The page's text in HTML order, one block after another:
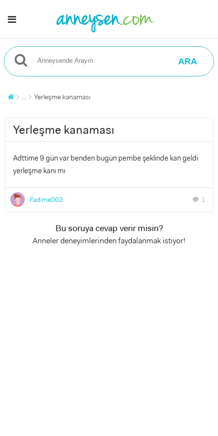
ARA
... Yerleşme kanaması
Yerleşme kanaması
Adttime 9 gün var benden bugün pembe şeklinde kan geldi
yerleşme kanı mı
Fadime003 chat 1
Bu soruya cevap verir misin?
Anneler deneyimlerinden faydalanmak istiyor!